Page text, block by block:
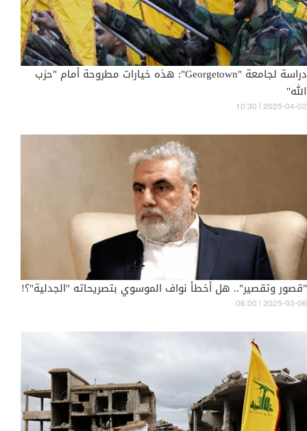
دراسة لجامعة "Georgetown": هذه خيارات مطروحة أمام "حزب
الله"
10:30 | 2025-04-02
"قصور وتقصير".. هل أخطأ نواف الموسوي بتصريحاته "الجدلية"؟!
06:00 | 2025-03-06